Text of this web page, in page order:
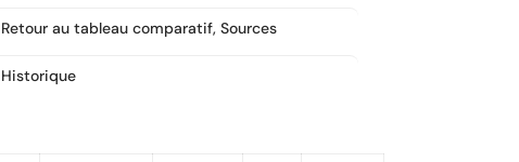
Retour au tableau comparatif, Sources
Historique